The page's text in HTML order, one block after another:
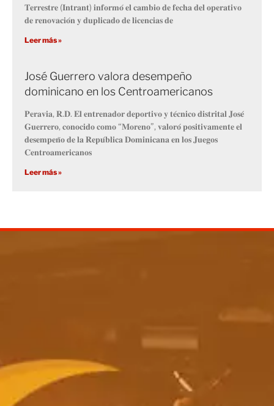
𝐓𝐞𝐫𝐫𝐞𝐬𝐭𝐫𝐞 (𝐈𝐧𝐭𝐫𝐚𝐧𝐭) 𝐢𝐧𝐟𝐨𝐫𝐦𝐨́ 𝐞𝐥 𝐜𝐚𝐦𝐛𝐢𝐨 𝐝𝐞 𝐟𝐞𝐜𝐡𝐚 𝐝𝐞𝐥 𝐨𝐩𝐞𝐫𝐚𝐭𝐢𝐯𝐨
𝐝𝐞 𝐫𝐞𝐧𝐨𝐯𝐚𝐜𝐢𝐨́𝐧 𝐲 𝐝𝐮𝐩𝐥𝐢𝐜𝐚𝐝𝐨 𝐝𝐞 𝐥𝐢𝐜𝐞𝐧𝐜𝐢𝐚𝐬 𝐝𝐞
Leer más »
José Guerrero valora desempeño
dominicano en los Centroamericanos
𝐏𝐞𝐫𝐚𝐯𝐢𝐚, 𝐑.𝐃. 𝐄𝐥 𝐞𝐧𝐭𝐫𝐞𝐧𝐚𝐝𝐨𝐫 𝐝𝐞𝐩𝐨𝐫𝐭𝐢𝐯𝐨 𝐲 𝐭𝐞́𝐜𝐧𝐢𝐜𝐨 𝐝𝐢𝐬𝐭𝐫𝐢𝐭𝐚𝐥 𝐉𝐨𝐬𝐞́
𝐆𝐮𝐞𝐫𝐫𝐞𝐫𝐨, 𝐜𝐨𝐧𝐨𝐜𝐢𝐝𝐨 𝐜𝐨𝐦𝐨 “𝐌𝐨𝐫𝐞𝐧𝐨”, 𝐯𝐚𝐥𝐨𝐫𝐨́ 𝐩𝐨𝐬𝐢𝐭𝐢𝐯𝐚𝐦𝐞𝐧𝐭𝐞 𝐞𝐥
𝐝𝐞𝐬𝐞𝐦𝐩𝐞𝐧̃𝐨 𝐝𝐞 𝐥𝐚 𝐑𝐞𝐩𝐮́𝐛𝐥𝐢𝐜𝐚 𝐃𝐨𝐦𝐢𝐧𝐢𝐜𝐚𝐧𝐚 𝐞𝐧 𝐥𝐨𝐬 𝐉𝐮𝐞𝐠𝐨𝐬
𝐂𝐞𝐧𝐭𝐫𝐨𝐚𝐦𝐞𝐫𝐢𝐜𝐚𝐧𝐨𝐬
Leer más »